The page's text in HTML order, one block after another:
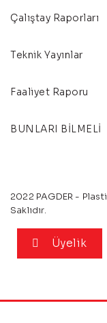
Çalıştay Raporları
Teknik Yayınlar
Faaliyet Raporu
BUNLARI BİLMELİ
2022 PAGDER -
Saklıdır.
Üyelik